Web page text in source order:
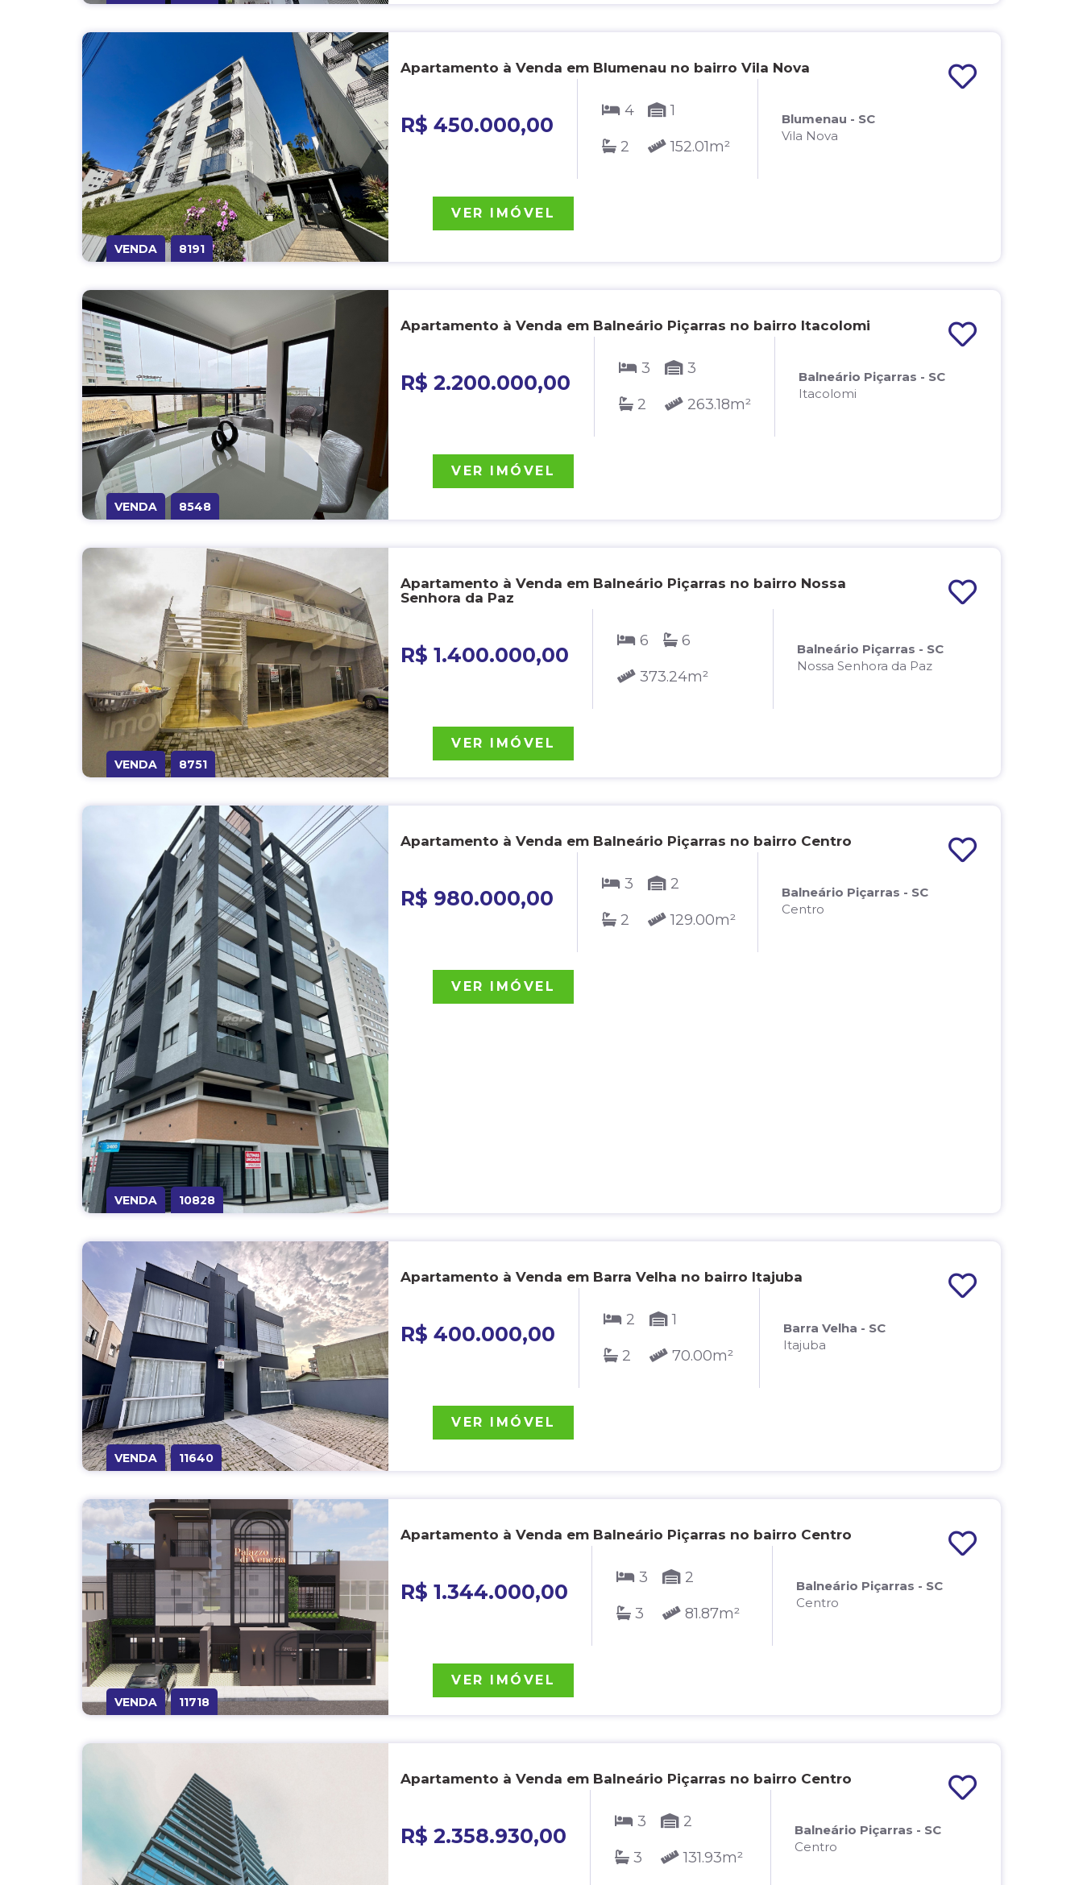
VENDA 8191
Apartamento à Venda em Blumenau no bairro Vila Nova
R$ 450.000,00
4 1
2 152.01m²
Blumenau - SC
Vila Nova
VER IMÓVEL
VENDA 8548
Apartamento à Venda em Balneário Piçarras no bairro Itacolomi
R$ 2.200.000,00
3 3
2 263.18m²
Balneário Piçarras - SC
Itacolomi
VER IMÓVEL
VENDA 8751
Apartamento à Venda em Balneário Piçarras no bairro Nossa
Senhora da Paz
R$ 1.400.000,00
6 6
373.24m²
Balneário Piçarras - SC
Nossa Senhora da Paz
VER IMÓVEL
VENDA 10828
Apartamento à Venda em Balneário Piçarras no bairro Centro
R$ 980.000,00
3 2
2 129.00m²
Balneário Piçarras - SC
Centro
VER IMÓVEL
VENDA 11640
Apartamento à Venda em Barra Velha no bairro Itajuba
R$ 400.000,00
2 1
2 70.00m²
Barra Velha - SC
Itajuba
VER IMÓVEL
VENDA 11718
Apartamento à Venda em Balneário Piçarras no bairro Centro
R$ 1.344.000,00
3 2
3 81.87m²
Balneário Piçarras - SC
Centro
VER IMÓVEL
Apartamento à Venda em Balneário Piçarras no bairro Centro
R$ 2.358.930,00
3 2
3 131.93m²
Balneário Piçarras - SC
Centro